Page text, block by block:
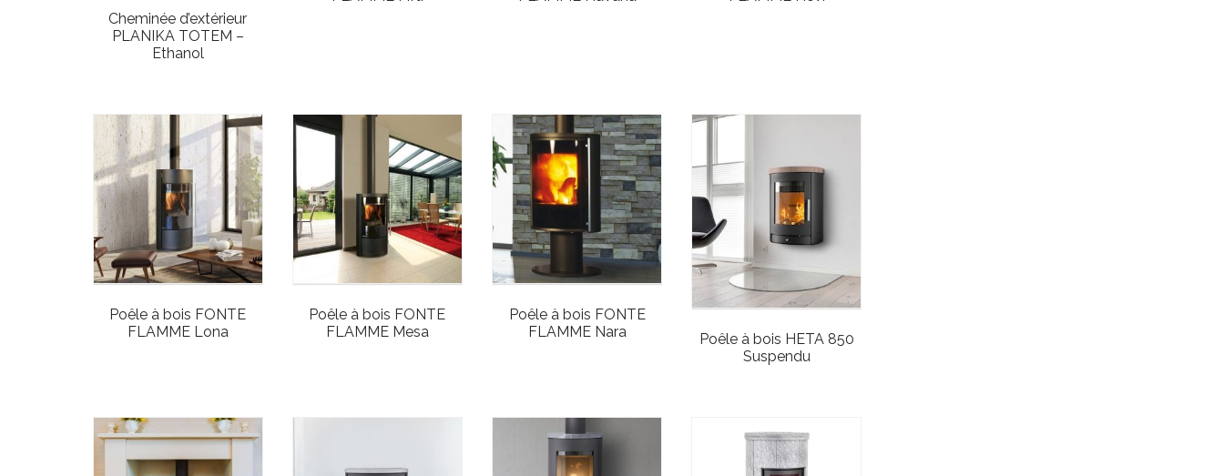
Cheminée d’extérieur
PLANIKA TOTEM –
Ethanol
Poêle à bois FONTE
FLAMME Lona
Poêle à bois FONTE
FLAMME Mesa
Poêle à bois FONTE
FLAMME Nara
Poêle à bois HETA 850
Suspendu